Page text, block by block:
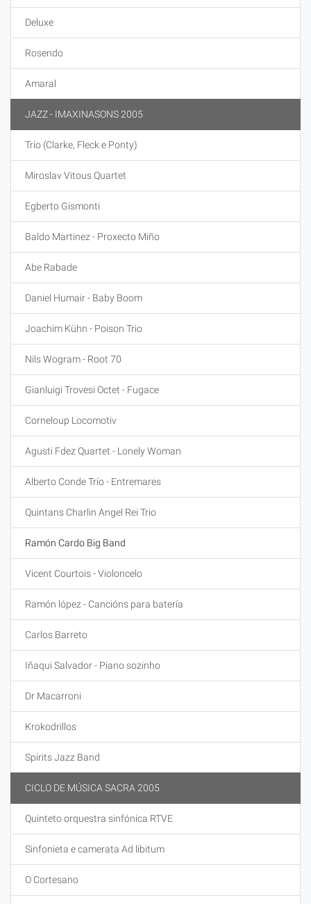
Deluxe
Rosendo
Amaral
JAZZ - IMAXINASONS 2005
Trío (Clarke, Fleck e Ponty)
Miroslav Vitous Quartet
Egberto Gismonti
Baldo Martinez - Proxecto Miño
Abe Rabade
Daniel Humair - Baby Boom
Joachim Kühn - Poison Trio
Nils Wogram - Root 70
Gianluigi Trovesi Octet - Fugace
Corneloup Locomotiv
Agusti Fdez Quartet - Lonely Woman
Alberto Conde Trío - Entremares
Quintans Charlin Angel Rei Trio
Ramón Cardo Big Band
Vicent Courtois - Violoncelo
Ramón lópez - Cancións para batería
Carlos Barreto
Iñaqui Salvador - Piano sozinho
Dr Macarroni
Krokodrillos
Spirits Jazz Band
CICLO DE MÚSICA SACRA 2005
Quinteto orquestra sinfónica RTVE
Sinfonieta e camerata Ad libitum
O Cortesano